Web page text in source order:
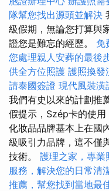
隊幫您找出源頭並解決
級假期，無論您打算與
證您是難忘的經歷。 免
您處理親人安葬的最後
供全方位照護 護照換發
請泰國簽證 現代風裝潢
我們有史以來的計劃推
假提示，Szép卡的使
化妝品品牌基本上在國
級吸引力品牌，這不僅
技術。 護理之家，專業
服務，解決您的日常清
推薦，幫您找到當地最